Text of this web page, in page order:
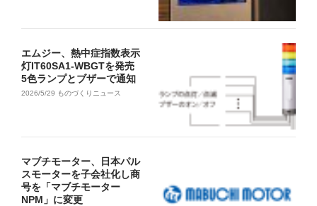
エムジー、熱中症指数表示
灯IT60SA1-WBGTを発売
5色ランプとブザーで通知
2026/5/29 ものづくりニュース
マブチモーター、日本パル
スモーターを子会社化し商
号を「マブチモーター
NPM」に変更